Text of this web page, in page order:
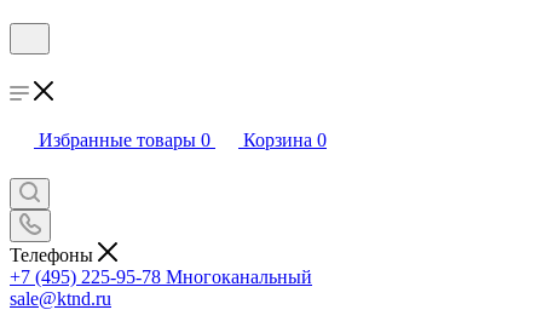
Избранные товары 0 Корзина 0
Телефоны
+7 (495) 225-95-78 Многоканальный
sale@ktnd.ru